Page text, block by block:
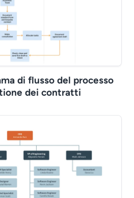
di flusso del processo
dei contratti